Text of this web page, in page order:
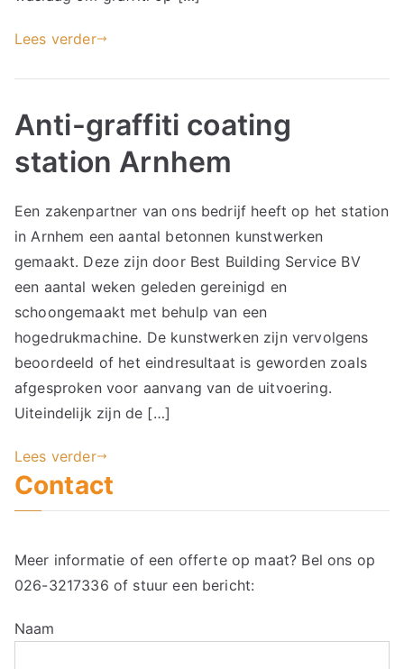
Lees verder
Anti-graffiti coating
station Arnhem
Een zakenpartner van ons bedrijf heeft op het station
in Arnhem een aantal betonnen kunstwerken
gemaakt. Deze zijn door Best Building Service BV
een aantal weken geleden gereinigd en
schoongemaakt met behulp van een
hogedrukmachine. De kunstwerken zijn vervolgens
beoordeeld of het eindresultaat is geworden zoals
afgesproken voor aanvang van de uitvoering.
Uiteindelijk zijn de […]
Lees verder
Contact
Meer informatie of een offerte op maat? Bel ons op
026-3217336 of stuur een bericht:
Naam